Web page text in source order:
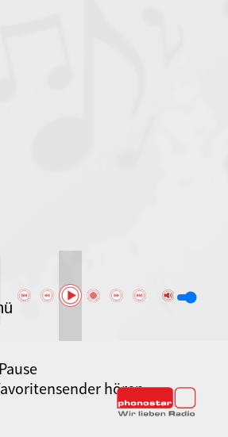
---
--- DEUTSCHLANDFUNK ---
ANTENNE --- 80ER 90ER
hören